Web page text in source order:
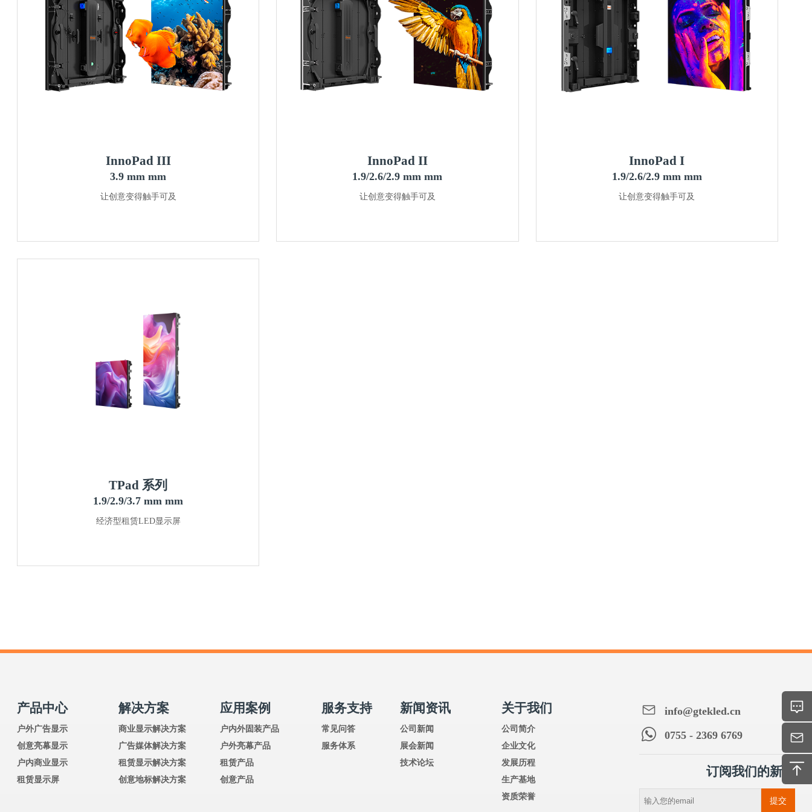
InnoPad III
3.9 mm mm
让创意变得触手可及
InnoPad II
1.9/2.6/2.9 mm mm
让创意变得触手可及
InnoPad I
1.9/2.6/2.9 mm mm
让创意变得触手可及
TPad 系列
1.9/2.9/3.7 mm mm
经济型租赁LED显示屏
产品中心
户外广告显示
创意亮幕显示
户内商业显示
租赁显示屏
解决方案
商业显示解决方案
广告媒体解决方案
租赁显示解决方案
创意地标解决方案
应用案例
户内外固装产品
户外亮幕产品
租赁产品
创意产品
服务支持
常见问答
服务体系
新闻资讯
公司新闻
展会新闻
技术论坛
关于我们
公司简介
企业文化
发展历程
生产基地
资质荣誉
info@gtekled.cn
0755 - 2369 6769
订阅我们的新闻
提交